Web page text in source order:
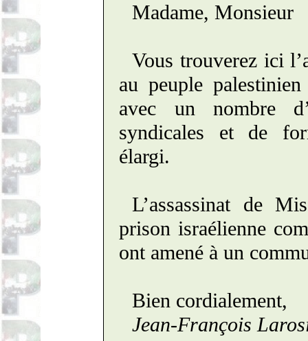
Madame, Monsieur
Vous trouverez ici
au peuple
avec un nombre
syndicales et de
élargi.
L’assassinat de
prison israélienne
ont amené à un
Bien cordialement,
Jean-François